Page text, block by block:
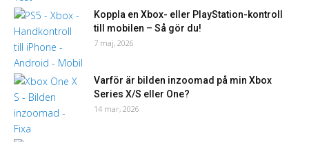
Koppla en Xbox- eller PlayStation-kontroll
till mobilen – Så gör du!
7 maj, 2026
Varför är bilden inzoomad på min Xbox
Series X/S eller One?
14 mar, 2026